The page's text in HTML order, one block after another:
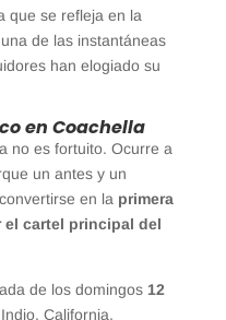
que se refleja en la
de las instantáneas
han elogiado su
en Coachella
no es fortuito. Ocurre a
un antes y un
en la primera
el cartel principal del
de los domingos 12
California,